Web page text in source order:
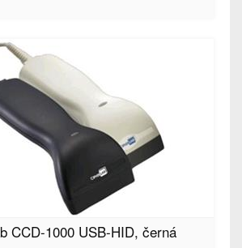
CCD-1000 USB-HID, černá